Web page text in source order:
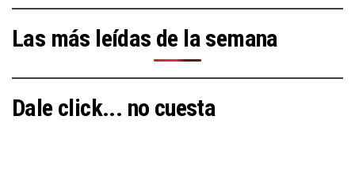
Las más leídas de la semana
Dale click... no cuesta